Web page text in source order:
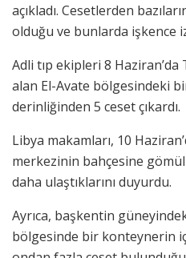
açıkladı. Cesetlerden
olduğu ve bunlarda işkence
Adli tıp ekipleri 8
alan El-Avate bölgesindeki
derinliğinden 5 ceset çıkardı.
Libya makamları, 10
merkezinin bahçesine
daha ulaştıklarını duyurdu.
Ayrıca, başkentin
bölgesinde bir konteynerin